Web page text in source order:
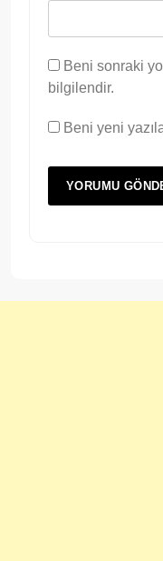
Beni sonraki
bilgilendir.
Beni yeni